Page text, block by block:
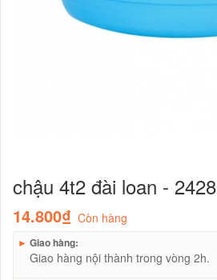
chậu 4t2 đài loan - 2428
14.800₫ Còn hàng
► Giao hàng:
Giao hàng nội thành trong vòng 2h.